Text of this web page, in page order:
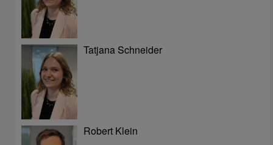
Tatjana Schneider
Robert Klein